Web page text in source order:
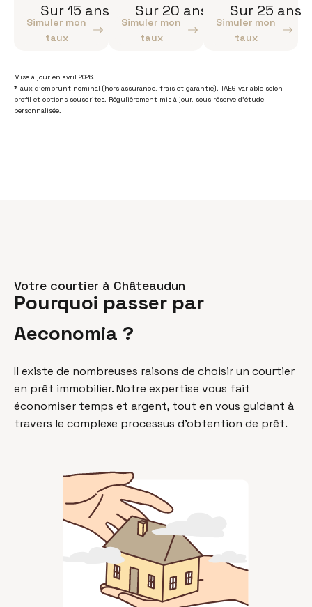
Sur 15 ans
Simuler mon
taux
Sur 20 ans
Simuler mon
taux
Sur 25 ans
Simuler mon
taux
Mise à jour en avril 2026.
*Taux d’emprunt nominal (hors assurance, frais et garantie). TAEG variable selon
profil et options souscrites. Régulièrement mis à jour, sous réserve d’étude
personnalisée.
Votre courtier à Châteaudun
Pourquoi passer par
Aeconomia ?
Il existe de nombreuses raisons de choisir un courtier
en prêt immobilier. Notre expertise vous fait
économiser temps et argent, tout en vous guidant à
travers le complexe processus d’obtention de prêt.